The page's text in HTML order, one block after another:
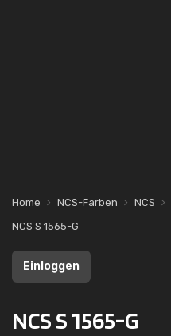
Home NCS-Farben NCS
NCS S 1565-G
Einloggen
NCS S 1565-G